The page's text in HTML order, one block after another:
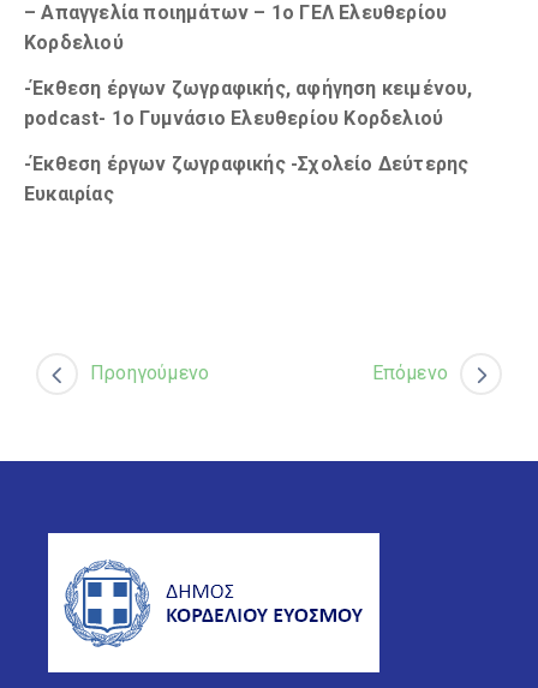
– Απαγγελία ποιημάτων – 1ο ΓΕΛ Ελευθερίου
Κορδελιού
-Έκθεση έργων ζωγραφικής, αφήγηση κειμένου,
podcast- 1ο Γυμνάσιο Ελευθερίου Κορδελιού
-Έκθεση έργων ζωγραφικής -Σχολείο Δεύτερης
Ευκαιρίας
Προηγούμενο Επόμενο